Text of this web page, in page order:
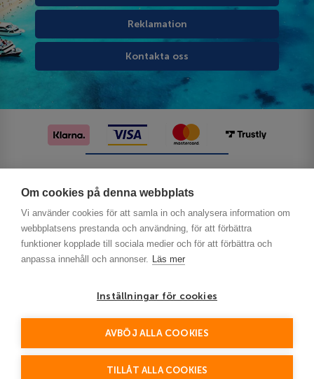
Om cookies på denna webbplats
Vi använder cookies för att samla in och analysera information om
webbplatsens prestanda och användning, för att förbättra
funktioner kopplade till sociala medier och för att förbättra och
anpassa innehåll och annonser. Läs mer
Inställningar för cookies
AVBÖJ ALLA COOKIES
TILLÅT ALLA COOKIES
Reklamation
Kontakta oss
This site is protected by reCAPTCHA and the Google
Policy and Terms of Service apply.